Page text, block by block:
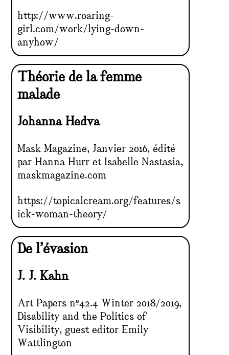
http://www.roaring-
girl.com/work/lying-down-
anyhow/
Théorie de la femme
malade
Johanna Hedva
Mask Magazine, Janvier 2016, édité
par Hanna Hurr et Isabelle Nastasia,
maskmagazine.com
https://topicalcream.org/features/s
ick-woman-theory/
De l’évasion
J. J. Kahn
Art Papers n°42.4 Winter 2018/2019,
Disability and the Politics of
Visibility, guest editor Emily
Wattlington